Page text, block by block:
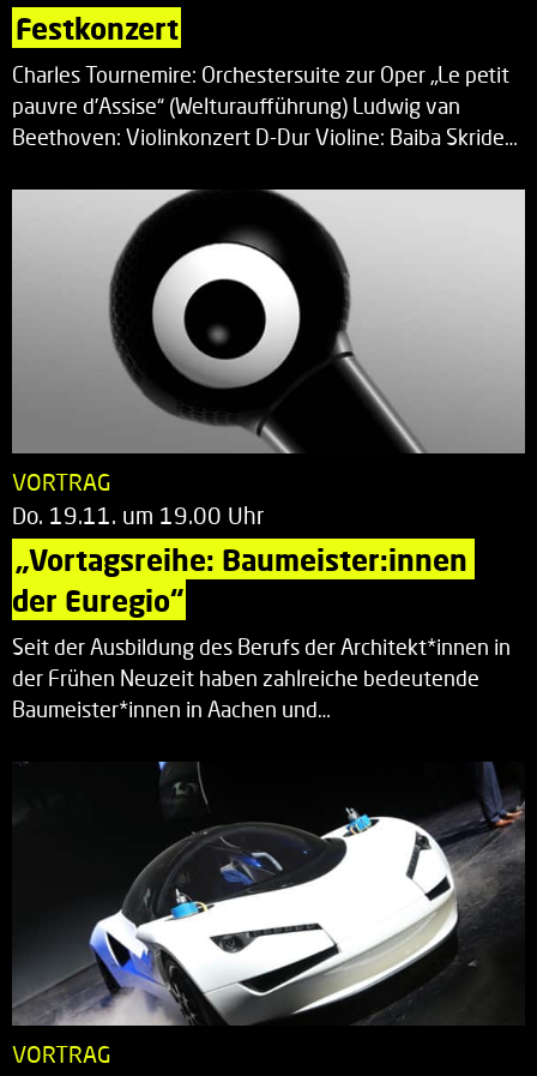
Festkonzert
Charles Tournemire: Orchestersuite zur Oper „Le petit
pauvre d’Assise“ (Welturaufführung) Ludwig van
Beethoven: Violinkonzert D-Dur Violine: Baiba Skride…
VORTRAG
Do. 19.11. um 19.00 Uhr
„Vortagsreihe: Baumeister:innen
der Euregio“
Seit der Ausbildung des Berufs der Architekt*innen in
der Frühen Neuzeit haben zahlreiche bedeutende
Baumeister*innen in Aachen und…
VORTRAG